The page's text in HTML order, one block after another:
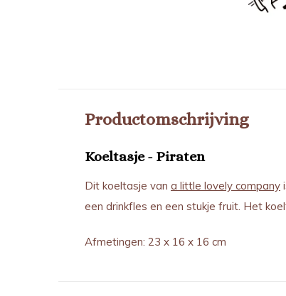
Productomschrijving
Koeltasje - Piraten
Dit koeltasje van a little lovely company
een drinkfles en een stukje fruit. Het
Afmetingen: 23 x 16 x 16 cm